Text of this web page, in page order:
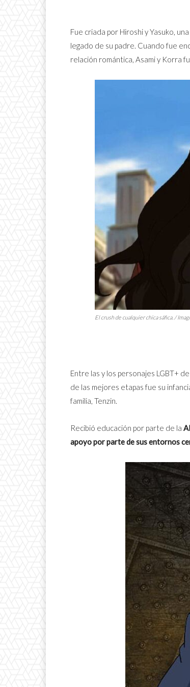
Fue criada por Hiroshi y Yasuko,
legado de su padre. Cuando fue
relación romántica, Asami y Korra
Elcrush de cualquier chica sáfica. /
Entre las y los personajes LGBT+
de las mejores etapas fue su
familia, Tenzin.
Recibió educación por parte de la
apoyo por parte de sus entornos